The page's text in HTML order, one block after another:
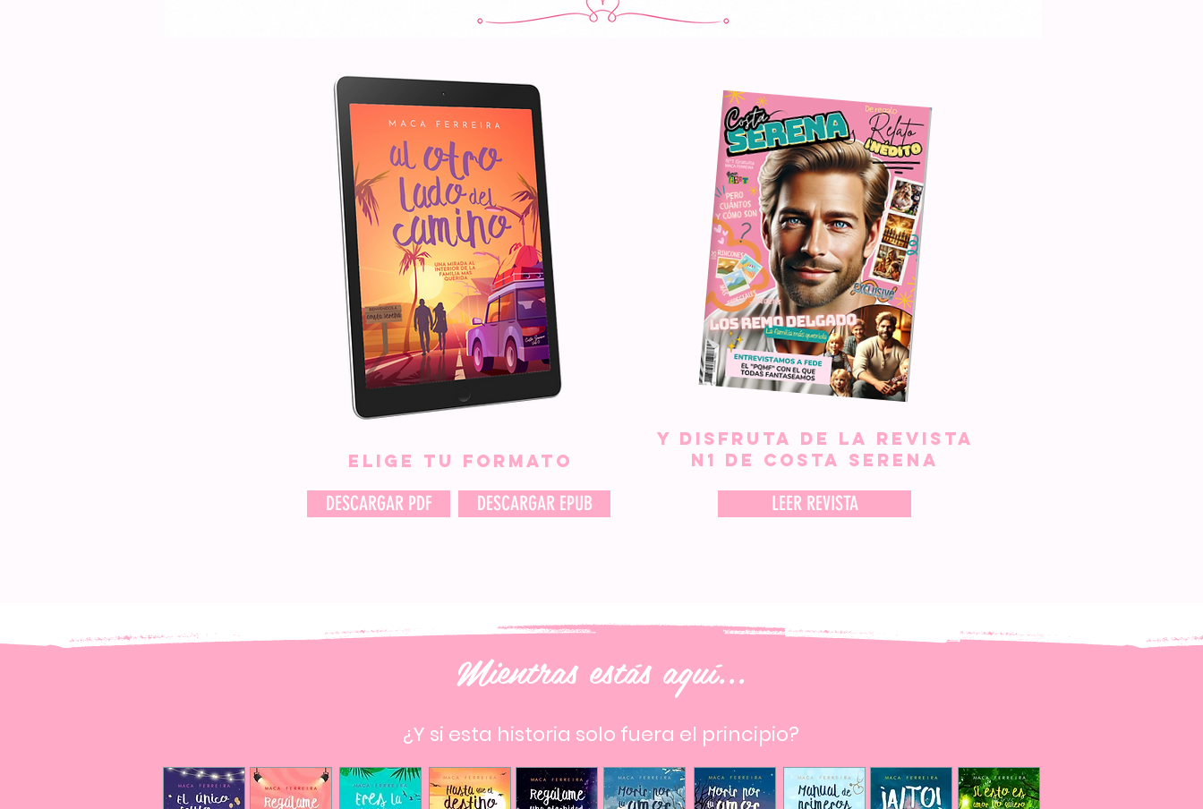
Elige tu formato
Y DISFRUTA DE LA REVISTA
N1 DE COSTA SERENA
DESCARGAR PDF DESCARGAR EPUB LEER REVISTA
Mientras estás aquí...
¿Y si esta historia solo fuera el principio?